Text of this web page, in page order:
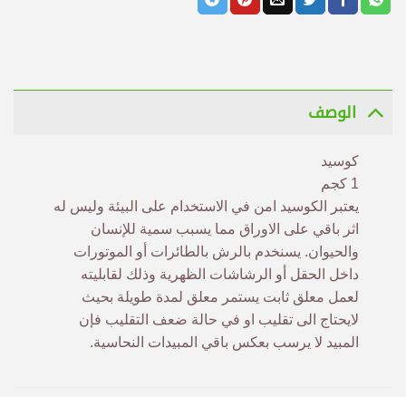
الوصف
كوسيد
1 كجم
يعتبر الكوسيد امن في الاستخدام على البيئة وليس له
اثر باقي على الاوراق مما يسبب سمية للإنسان
والحيوان. يسنخدم بالرش بالطائرات أو الموتورات
داخل الحقل أو الرشاشات الظهرية وذلك لقابليته
لعمل معلق ثابت يستمر معلق لمدة طويلة بحيث
لايحتاج الى تقليب او في حالة ضعف التقليب فإن
المبيد لا يرسب بعكس باقي المبيدات النحاسية.